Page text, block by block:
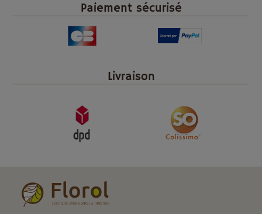
Paiement sécurisé
Livraison